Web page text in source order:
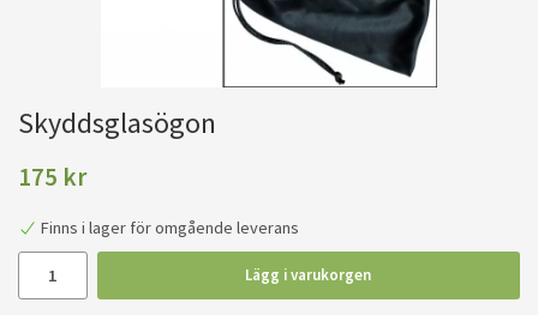
Skyddsglasögon
175 kr
Finns i lager för omgående leverans
Lägg i varukorgen